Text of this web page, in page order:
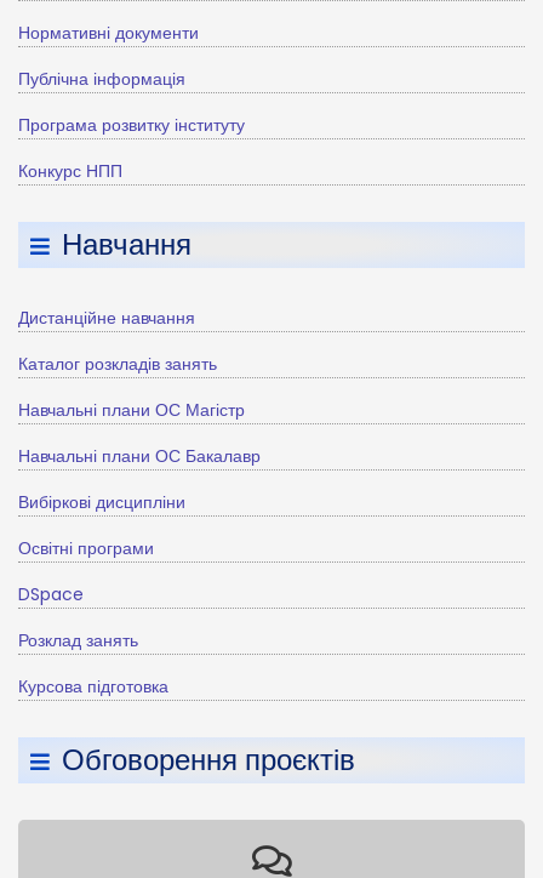
Нормативні документи
Публічна інформація
Програма розвитку інституту
Конкурс НПП
Навчання
Дистанційне навчання
Каталог розкладів занять
Навчальні плани ОС Магістр
Навчальні плани ОС Бакалавр
Вибіркові дисципліни
Освітні програми
DSpace
Розклад занять
Курсова підготовка
Обговорення проєктів